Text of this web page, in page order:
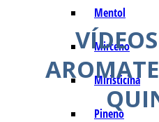
Mentol
Mirceno
Miristicina
Pineno